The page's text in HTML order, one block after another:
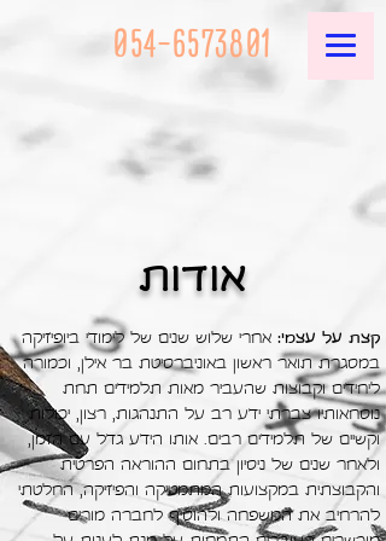
054-6573801
אודות
קצת על עצמי: אחרי שלוש שנים של לימודי ביופיזיקה
במסגרת תואר ראשון באוניברסיטת בר אילן, וכמורה
ליחידים וקבוצות שהעביר מאות תלמידים תחת
נוסחאותיו צברתי ידע רב על התנהגות, רצון, יכולות
וקשיים של תלמידים רבים. אותו הידע גדל עם הזמן,
ולאחר שנים של ניסיון בתחום ההוראה הפרטית
והקבוצתית במקצועות המתמטיקה והפיזיקה, החלטתי
להרחיב את המשפחה ולהוסיף לחברה מורים